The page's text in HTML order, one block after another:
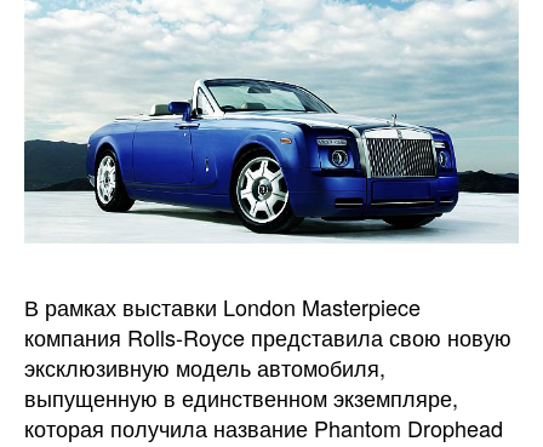
В рамках выставки London Masterpiece
компания Rolls-Royce представила свою новую
эксклюзивную модель автомобиля,
выпущенную в единственном экземпляре,
которая получила название Phantom Drophead